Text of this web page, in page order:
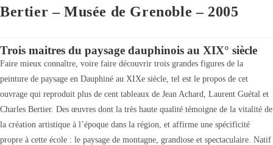
Bertier – Musée de Grenoble – 2005
Trois maitres du paysage dauphinois au XIX° siècle
Faire mieux connaître, voire faire découvrir trois grandes figures de la
peinture de paysage en Dauphiné au XIXe siècle, tel est le propos de cet
ouvrage qui reproduit plus de cent tableaux de Jean Achard, Laurent Guétal et
Charles Bertier. Des œuvres dont la très haute qualité témoigne de la vitalité de
la création artistique à l’époque dans la région, et affirme une spécificité
propre à cette école : le paysage de montagne, grandiose et spectaculaire. Natif